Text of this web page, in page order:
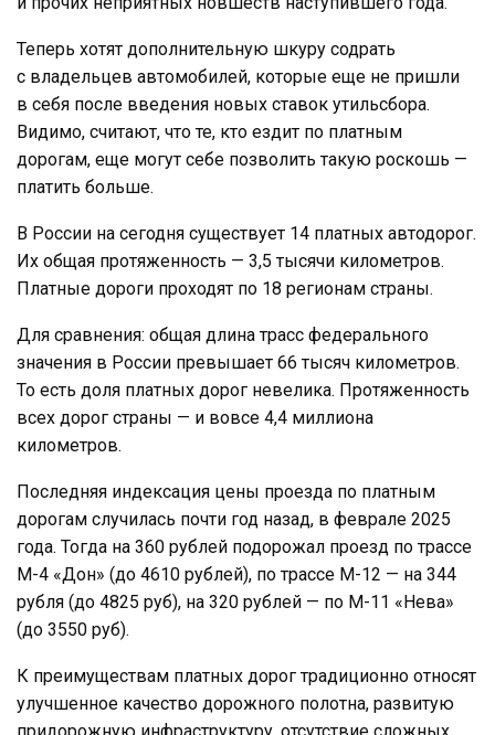
Теперь хотят дополнительную шкуру содрать
с владельцев автомобилей, которые еще не пришли
в себя после введения новых ставок утильсбора.
Видимо, считают, что те, кто ездит по платным
дорогам, еще могут себе позволить такую роскошь —
платить больше.
В России на сегодня существует 14 платных автодорог.
Их общая протяженность — 3,5 тысячи километров.
Платные дороги проходят по 18 регионам страны.
Для сравнения: общая длина трасс федерального
значения в России превышает 66 тысяч километров.
То есть доля платных дорог невелика. Протяженность
всех дорог страны — и вовсе 4,4 миллиона
километров.
Последняя индексация цены проезда по платным
дорогам случилась почти год назад, в феврале 2025
года. Тогда на 360 рублей подорожал проезд по трассе
М-4 «Дон» (до 4610 рублей), по трассе М-12 — на 344
рубля (до 4825 руб), на 320 рублей — по М-11 «Нева»
(до 3550 руб).
К преимуществам платных дорог традиционно относят
улучшенное качество дорожного полотна, развитую